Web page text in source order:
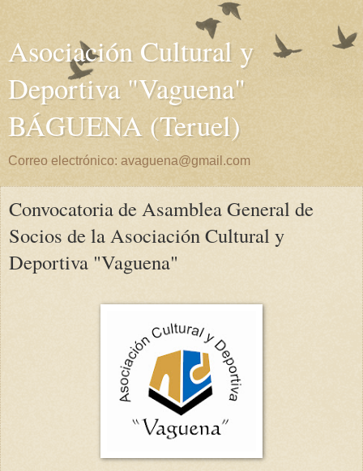
Asociación Cultural y
Deportiva "Vaguena"
BÁGUENA (Teruel)
Correo electrónico: avaguena@gmail.com
Convocatoria de Asamblea General de
Socios de la Asociación Cultural y
Deportiva "Vaguena"